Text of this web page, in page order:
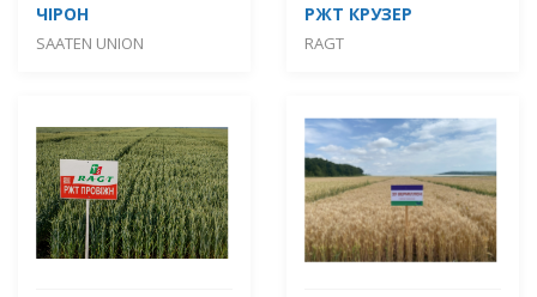
ЧІРОН
SAATEN UNION
РЖТ КРУЗЕР
RAGT